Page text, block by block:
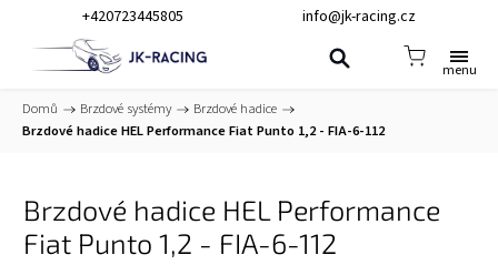
+420723445805 info@jk-racing.cz
Domů / Brzdové systémy / Brzdové hadice /
Brzdové hadice HEL Performance Fiat Punto 1,2 - FIA-6-112
Brzdové hadice HEL Performance
Fiat Punto 1,2 - FIA-6-112